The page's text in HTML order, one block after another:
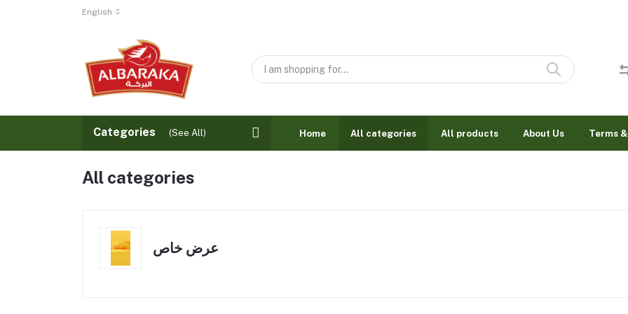
English
Categories (See All) Home All categories All products About Us Terms
All categories
عرض خاص